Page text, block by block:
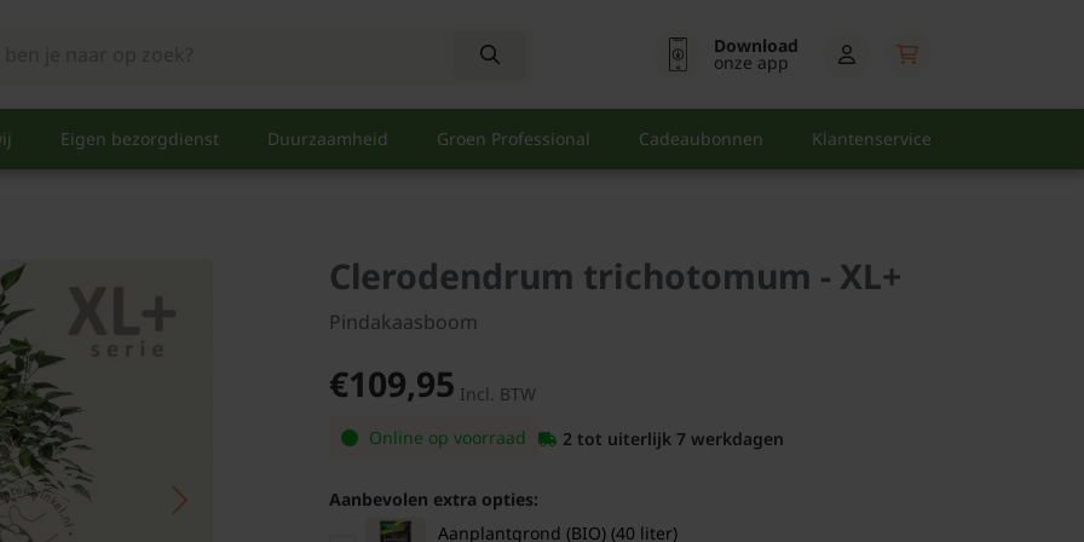
Download
onze app
Eigen bezorgdienst Duurzaamheid Groen Professional Cadeaubonnen Klantenservice
Clerodendrum trichotomum - XL+
Pindakaasboom
€109,95 Incl. BTW
Online op voorraad
2 tot uiterlijk 7 werkdagen
Aanbevolen extra opties:
Aanplantgrond (BIO) (40 liter)